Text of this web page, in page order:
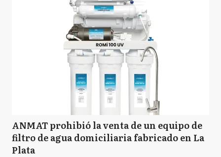
ANMAT prohibió la venta de un equipo de
filtro de agua domiciliaria fabricado en La
Plata